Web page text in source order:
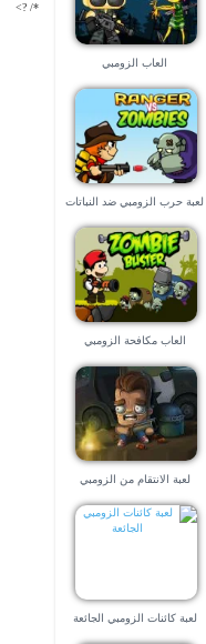
العاب الزومبي
لعبة حرب الزومبي ضد النباتات
العاب مكافحة الزومبي
لعبة الانتقام من الزومبي
لعبة كائنات الزومبي الجائعة
*/ ?>